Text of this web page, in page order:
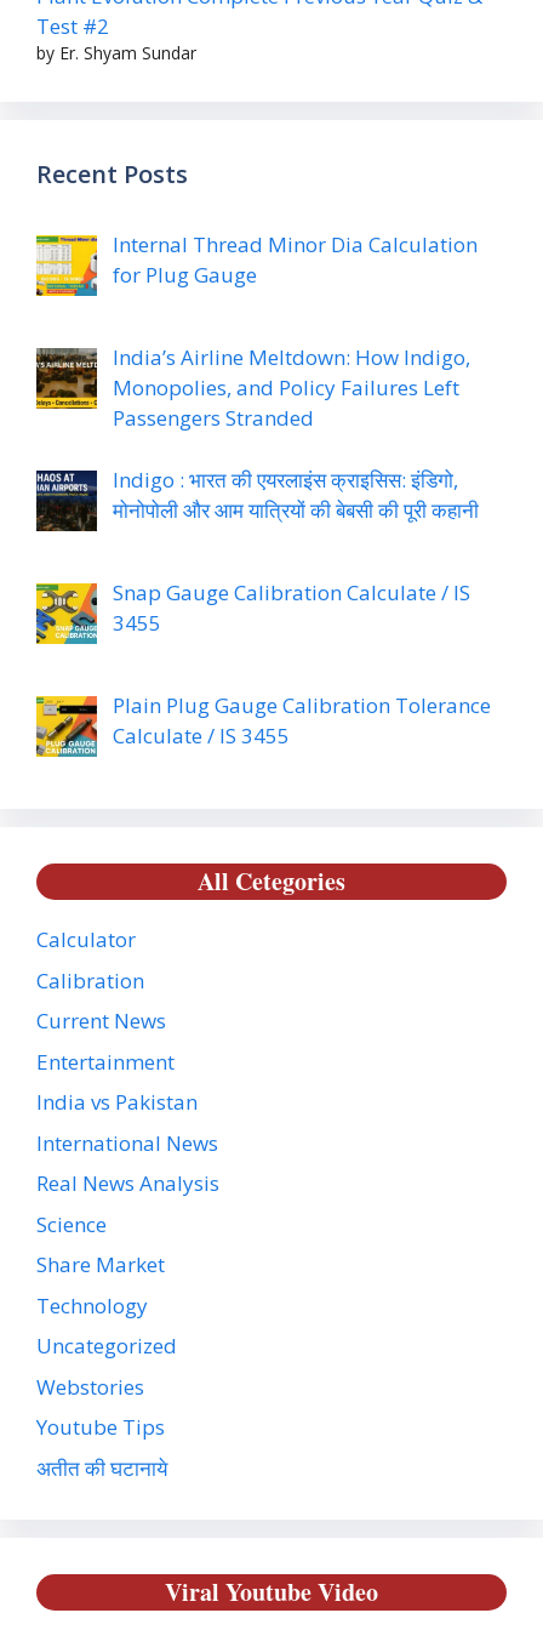
Test #2
by Er. Shyam Sundar
Recent Posts
Internal Thread Minor Dia Calculation
for Plug Gauge
India’s Airline Meltdown: How Indigo,
Monopolies, and Policy Failures Left
Passengers Stranded
Indigo : भारत की एयरलाइंस क्राइसिस: इंडिगो,
मोनोपोली और आम यात्रियों की बेबसी की पूरी कहानी
Snap Gauge Calibration Calculate / IS
3455
Plain Plug Gauge Calibration Tolerance
Calculate / IS 3455
All Cetegories
Calculator
Calibration
Current News
Entertainment
India vs Pakistan
International News
Real News Analysis
Science
Share Market
Technology
Uncategorized
Webstories
Youtube Tips
अतीत की घटानाये
Viral Youtube Video